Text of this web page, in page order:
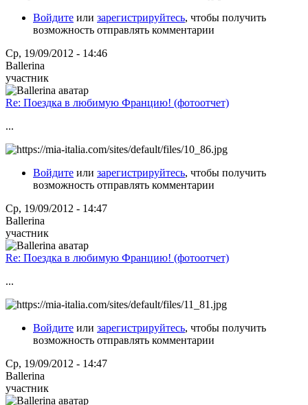
Войдите или зарегистрируйтесь, чтобы получить
возможность отправлять комментарии
Ср, 19/09/2012 - 14:46
Ballerina
участник
Re: Поездка в любимую Францию! (фотоотчет)
...
Войдите или зарегистрируйтесь, чтобы получить
возможность отправлять комментарии
Ср, 19/09/2012 - 14:47
Ballerina
участник
Re: Поездка в любимую Францию! (фотоотчет)
...
Войдите или зарегистрируйтесь, чтобы получить
возможность отправлять комментарии
Ср, 19/09/2012 - 14:47
Ballerina
участник